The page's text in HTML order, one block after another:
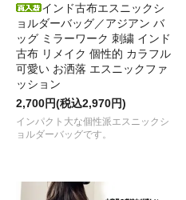
インド古布エスニックシ
ョルダーバッグ／アジアン バ
ッグ ミラーワーク 刺繍 インド
古布 リメイク 個性的 カラフル
可愛い お洒落 エスニックファ
ッション
2,700円(税込2,970円)
インパクト大な個性派エスニックシ
ョルダーバッグです。